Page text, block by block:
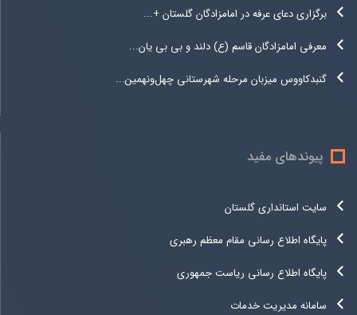
برگزاری دعای عرفه در امامزادگان گلستان +...
معرفی امامزادگان قاسم (ع) دلند و بی بی یان...
گنبدکاووس میزبان مرحله شهرستانی چهل‌ونهمین...
پیوندهای مفید
سایت استانداری گلستان
پایگاه اطلاع رسانی مقام معظم رهبری
پایگاه اطلاع رسانی ریاست جمهوری
سامانه مدیریت خدمات